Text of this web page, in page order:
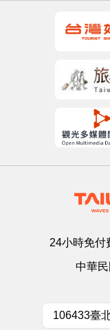
24小時免付
中華
106433臺